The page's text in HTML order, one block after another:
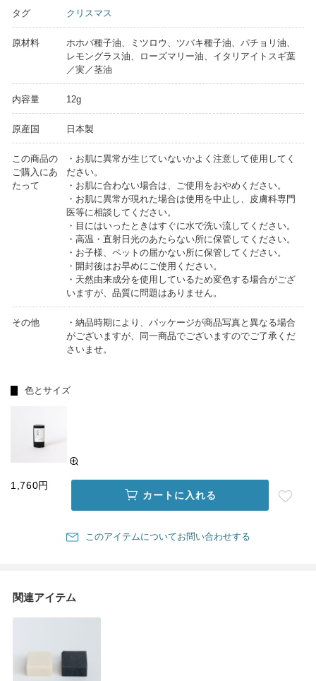
タグ クリスマス
原材料
ホホバ種子油、ミツロウ、ツバキ種子油、パチョリ油、
レモングラス油、ローズマリー油、イタリアイトスギ葉
／実／茎油
内容量 12g
原産国 日本製
この商品の
ご購入にあ
たって
・お肌に異常が生じていないかよく注意して使用してく
ださい。
・お肌に合わない場合は、ご使用をおやめください。
・お肌に異常が現れた場合は使用を中止し、皮膚科専門
医等に相談してください。
・目にはいったときはすぐに水で洗い流してください。
・高温・直射日光のあたらない所に保管してください。
・お子様、ペットの届かない所に保管してください。
・開封後はお早めにご使用ください。
・天然由来成分を使用しているため変色する場合がござ
いますが、品質に問題はありません。
その他
・納品時期により、パッケージが商品写真と異なる場合
がございますが、同一商品でございますのでご了承くだ
さいませ。
色とサイズ
1,760円
カートに入れる
このアイテムについてお問い合わせする
関連アイテム